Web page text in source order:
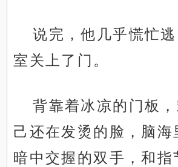
说完，他几乎慌忙
室关上了门。
背靠着冰凉的门板
己还在发烫的脸，脑海
暗中交握的双手，和指